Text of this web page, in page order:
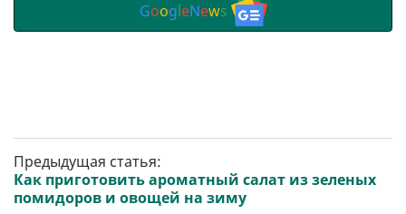
GoogleNews
Предыдущая статья:
Как приготовить ароматный салат из зеленых
помидоров и овощей на зиму